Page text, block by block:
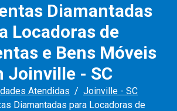
Diamantadas
Locadoras de
e Bens Móveis
Joinville - SC
Atendidas
Joinville - SC
Diamantadas para Locadoras de